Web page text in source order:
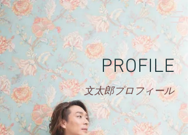
PROFILE
文太郎プロフィール